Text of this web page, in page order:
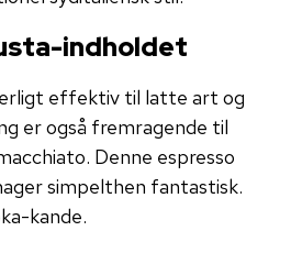
indholdet
effektiv til latte art og
er også fremragende til
Denne espresso
simpelthen fantastisk.
kande.